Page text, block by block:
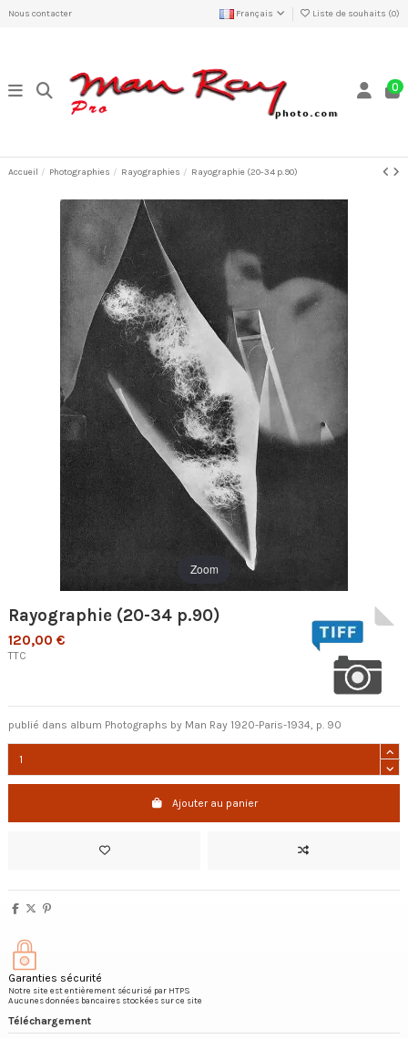
Nous contacter Français Liste de souhaits (0)
0
Accueil Photographies Rayographies Rayographie (20-34 p.90)
Zoom
Rayographie (20-34 p.90)
120,00 €
TTC
publié dans album Photographs by Man Ray 1920-Paris-1934, p. 90
Ajouter au panier
Garanties sécurité
Notre site est entièrement sécurisé par HTPS
Aucunes données bancaires stockées sur ce site
Téléchargement